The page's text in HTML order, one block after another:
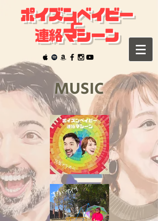
ポイズンベイビー
と
連絡マシーン
MUSIC